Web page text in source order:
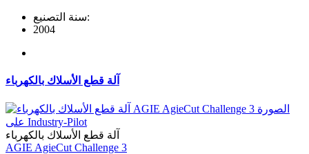
سنة التصنيع:
2004
آلة قطع الأسلاك بالكهرباء
آلة قطع الأسلاك بالكهرباء
AGIE AgieCut Challenge 3